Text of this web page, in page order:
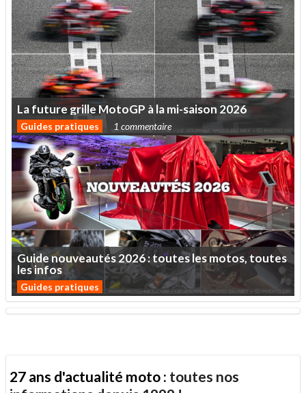
Lafuturegrille MotoGP àlami-saison 2026
Guides pratiques 1 commentaire
Guidenouveautés2026:touteslesmotos,toutes
lesinfos
Guides pratiques
27 ans d'actualité moto : toutes nos